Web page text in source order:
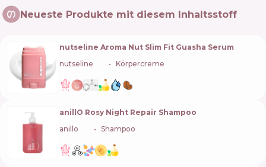
Neueste Produkte mit diesem Inhaltsstoff
nutseline Aroma Nut Slim Fit Guasha Serum
nutseline
Körpercreme
anillO Rosy Night Repair Shampoo
anillo
Shampoo